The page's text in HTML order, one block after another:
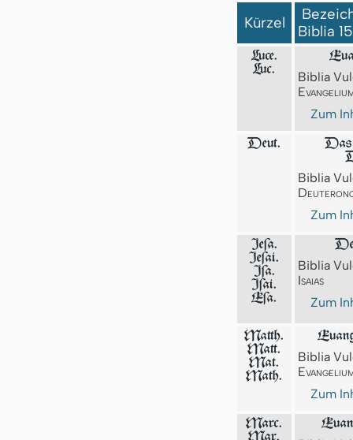
Kürzel
Biblia
Luce.
Luc.
Biblia
Zum
Deut.
Das
Biblia
Zum
Jeſa.
Jeſai.
Jſa.
Iſai.
Eſa.
Biblia
Isaias
Zum
Matth.
Matt.
Mat.
Math.
Biblia
Zum
Marc.
Mar.